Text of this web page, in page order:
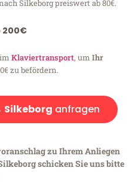
Silkeborg preiswert ab 80€.
200€
Klaviertransport, um Ihr
zu befördern.
Silkeborg anfragen
zu Ihrem Anliegen
schicken Sie uns bitte